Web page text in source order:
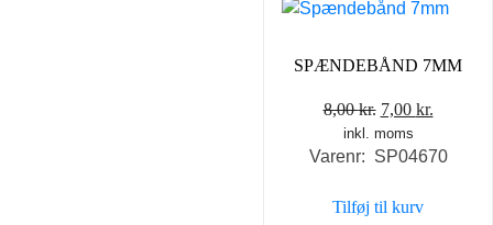
SPÆNDEBÅND 7MM
8,00kr. Den
oprindelige
pris
8,00 kr..
7,00 kr.Den
pris
inkl. moms
Varenr: SP04670
Tilføj til kurv